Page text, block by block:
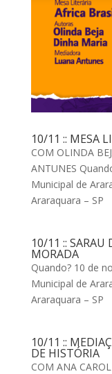
10/11 :: MESA
COM OLINDA
ANTUNES
Municipal de
Araraquara – SP
10/11 :: SARAU
MORADA
Quando? 10 de
Municipal de
Araraquara – SP
10/11 ::
DE HISTÓRIA
COM ANA